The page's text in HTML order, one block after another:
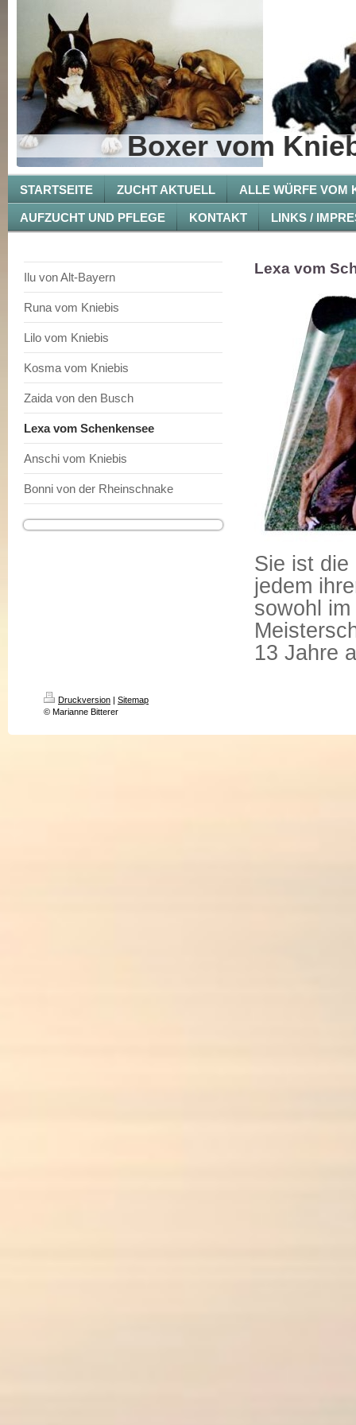
Boxer vom
STARTSEITE ZUCHT AKTUELL ALLE WÜRFE VOM
AUFZUCHT UND PFLEGE KONTAKT LINKS /
Ilu von Alt-Bayern
Runa vom Kniebis
Lilo vom Kniebis
Kosma vom Kniebis
Zaida von den Busch
Lexa vom Schenkensee
Anschi vom Kniebis
Bonni von der Rheinschnake
Lexa vom
Sie ist
jedem
sowohl
13 Jahre
Druckversion | Sitemap
© Marianne Bitterer